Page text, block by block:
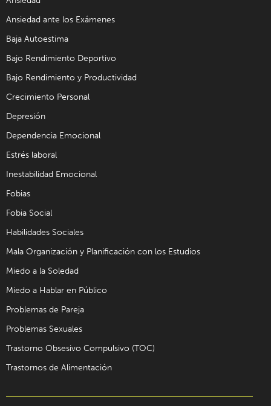
Ansiedad ante los Exámenes
Baja Autoestima
Bajo Rendimiento Deportivo
Bajo Rendimiento y Productividad
Crecimiento Personal
Depresión
Dependencia Emocional
Estrés laboral
Inestabilidad Emocional
Fobias
Fobia Social
Habilidades Sociales
Mala Organización y Planificación con los Estudios
Miedo a la Soledad
Miedo a Hablar en Público
Problemas de Pareja
Problemas Sexuales
Trastorno Obsesivo Compulsivo (TOC)
Trastornos de Alimentación